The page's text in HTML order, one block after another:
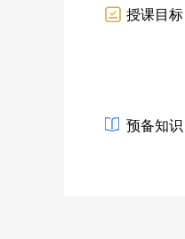
授课目标
预备知识